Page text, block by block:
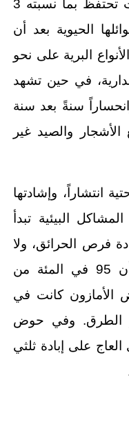
الحيوي المهددة في العالم باتت تحتفظ بما نسبته 3
الحيوية بعد أن
البرية على نحو
في حين تشهد
سنةً بعد سنة
والصيد غير
انتشاراً، وإشادتها
البيئية تبدأ
فرص الحرائق، ولا
تنتهي بتجزئة الموائل. ويُذكر أن 95 في المئة من
الأمازون كانت في
الطرق. وفي حوض
على إبادة ثلثي